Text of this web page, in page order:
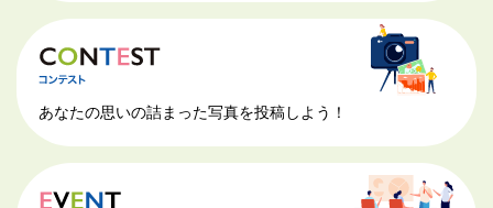
あなたの思いの詰まった写真を投稿しよう！